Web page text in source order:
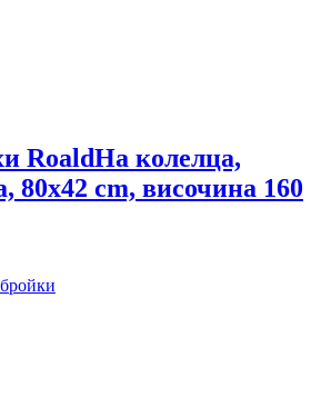
RoaldНа колелца,
80x42 cm, височина 160